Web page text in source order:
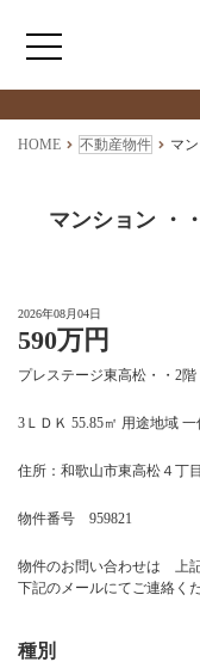
HOME
売買情報
月極駐車場のご案内
お問い合わせ
HOME 不動産物件 マ
マンション ・
2026年08月04日
590万円
プレステージ東高松・・2
3ＬＤＫ 55.85㎡ 用途地域 一
住所：和歌山市東高松４
物件番号 959821
物件のお問い合わせは 上
下記のメールにてご連絡くだ
種別